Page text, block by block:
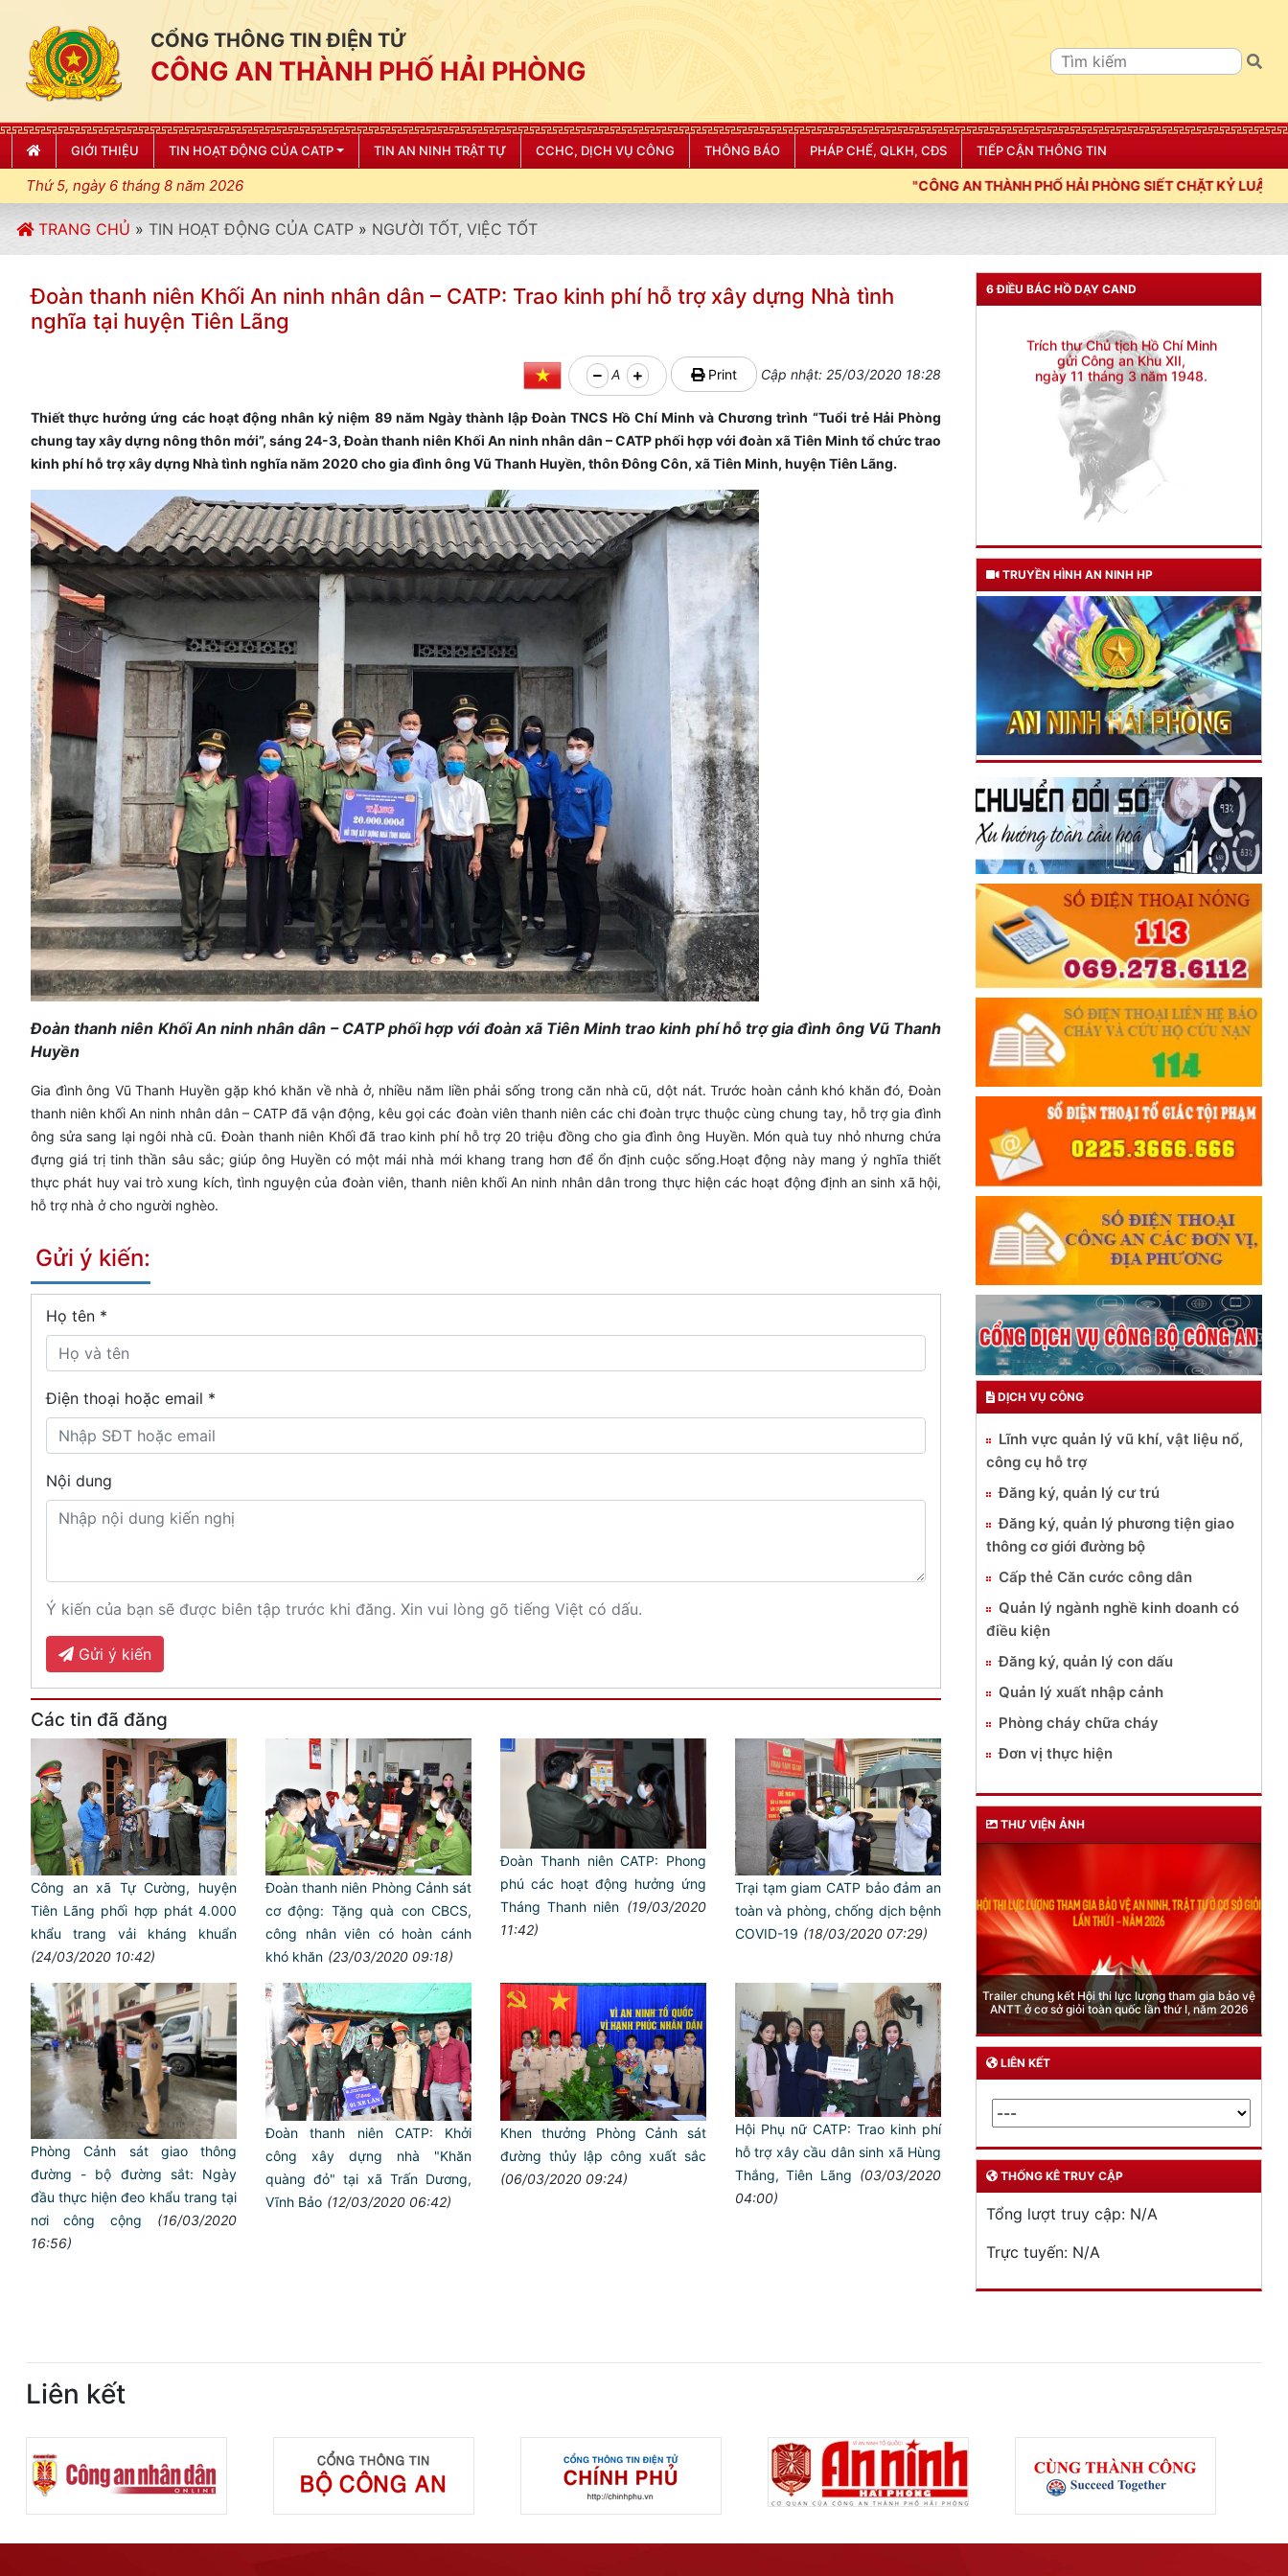
CỔNG THÔNG TIN ĐIỆN TỬ
CÔNG AN THÀNH PHỐ HẢI PHÒNG
GIỚI THIỆU TIN HOẠT ĐỘNG CỦA CATP TIN AN NINH TRẬT TỰ CCHC, DỊCH VỤ CÔNG THÔNG BÁO PHÁP CHẾ, QLKH, CĐS TIẾP CẬN THÔNG TIN
Thứ 5, ngày 6 tháng 8 năm 2026 "CÔNG AN THÀNH PHỐ HẢI PHÒNG SIẾT CHẶT KỶ LUẬT, KỶ CƯƠNG, ĐIỀU
TRANG CHỦ » TIN HOẠT ĐỘNG CỦA CATP » NGƯỜI TỐT, VIỆC TỐT
Đoàn thanh niên Khối An ninh nhân dân – CATP: Trao kinh phí hỗ trợ xây dựng Nhà tình
nghĩa tại huyện Tiên Lãng
A Print Cập nhật: 25/03/2020 18:28
Thiết thực hưởng ứng các hoạt động nhân kỷ niệm 89 năm Ngày thành lập Đoàn TNCS Hồ Chí Minh và Chương trình “Tuổi trẻ Hải Phòng
chung tay xây dựng nông thôn mới”, sáng 24-3, Đoàn thanh niên Khối An ninh nhân dân – CATP phối hợp với đoàn xã Tiên Minh tổ chức trao
kinh phí hỗ trợ xây dựng Nhà tình nghĩa năm 2020 cho gia đình ông Vũ Thanh Huyền, thôn Đông Côn, xã Tiên Minh, huyện Tiên Lãng.
Đoàn thanh niên Khối An ninh nhân dân – CATP phối hợp với đoàn xã Tiên Minh trao kinh phí hỗ trợ gia đình ông Vũ Thanh
Huyền
Gia đình ông Vũ Thanh Huyền gặp khó khăn về nhà ở, nhiều năm liền phải sống trong căn nhà cũ, dột nát. Trước hoàn cảnh khó khăn đó, Đoàn
thanh niên khối An ninh nhân dân – CATP đã vận động, kêu gọi các đoàn viên thanh niên các chi đoàn trực thuộc cùng chung tay, hỗ trợ gia đình
ông sửa sang lại ngôi nhà cũ. Đoàn thanh niên Khối đã trao kinh phí hỗ trợ 20 triệu đồng cho gia đình ông Huyền. Món quà tuy nhỏ nhưng chứa
đựng giá trị tinh thần sâu sắc; giúp ông Huyền có một mái nhà mới khang trang hơn để ổn định cuộc sống.Hoạt động này mang ý nghĩa thiết
thực phát huy vai trò xung kích, tình nguyện của đoàn viên, thanh niên khối An ninh nhân dân trong thực hiện các hoạt động định an sinh xã hội,
hỗ trợ nhà ở cho người nghèo.
Gửi ý kiến:
Họ tên *
Điện thoại hoặc email *
Nội dung
Ý kiến của bạn sẽ được biên tập trước khi đăng. Xin vui lòng gõ tiếng Việt có dấu.
Gửi ý kiến
Các tin đã đăng
Công an xã Tự Cường, huyện
Tiên Lãng phối hợp phát 4.000
khẩu trang vải kháng khuẩn
(24/03/2020 10:42)
Đoàn thanh niên Phòng Cảnh sát
cơ động: Tặng quà con CBCS,
công nhân viên có hoàn cánh
khó khăn (23/03/2020 09:18)
Đoàn Thanh niên CATP: Phong
phú các hoạt động hưởng ứng
Tháng Thanh niên (19/03/2020
11:42)
Trại tạm giam CATP bảo đảm an
toàn và phòng, chống dịch bệnh
COVID-19 (18/03/2020 07:29)
Phòng Cảnh sát giao thông
đường - bộ đường sắt: Ngày
đầu thực hiện đeo khẩu trang tại
nơi công cộng
(16/03/2020
16:56)
Đoàn thanh niên CATP: Khởi
công xây dựng nhà "Khăn
quàng đỏ" tại xã Trấn Dương,
Vĩnh Bảo (12/03/2020 06:42)
Khen thưởng Phòng Cảnh sát
đường thủy lập công xuất sắc
(06/03/2020 09:24)
Hội Phụ nữ CATP: Trao kinh phí
hỗ trợ xây cầu dân sinh xã Hùng
Thắng, Tiên Lãng (03/03/2020
04:00)
6 ĐIỀU BÁC HỒ DẠY CAND
Đối với chính phủ, phải
Đối với nhân dân, phải
KÍNH TRỌNG LỄ PHÉP
Đối với công việc, phải
TẬN TỤY
CƯƠNG QUYẾT, KHÔN KHÉO
Trích thư Chủ tịch Hồ Chí Minh
gửi Công an Khu XII,
TRUYỀN HÌNH AN NINH HP
DỊCH VỤ CÔNG
Lĩnh vực quản lý vũ khí, vật liệu nổ,
công cụ hỗ trợ
Đăng ký, quản lý cư trú
Đăng ký, quản lý phương tiện giao
thông cơ giới đường bộ
Cấp thẻ Căn cước công dân
Quản lý ngành nghề kinh doanh có
điều kiện
Đăng ký, quản lý con dấu
Quản lý xuất nhập cảnh
Phòng cháy chữa cháy
Đơn vị thực hiện
THƯ VIỆN ẢNH
Phòng Quản lý xuất nhập cảnh: Hướng dẫn những
quy định mới trong lĩnh vực xuất cảnh, nhập cảnh
của công dân việt nam từ ngày 01/7/2026
LIÊN KẾT
THỐNG KÊ TRUY CẬP
Tổng lượt truy cập: N/A
Trực tuyến: N/A
Liên kết